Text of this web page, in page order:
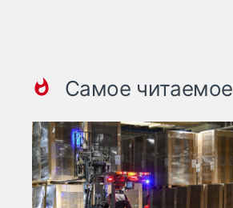
Самое читаемое